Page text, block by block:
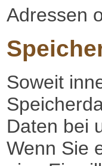
Adressen
Soweit
Daten bei
Wenn Sie